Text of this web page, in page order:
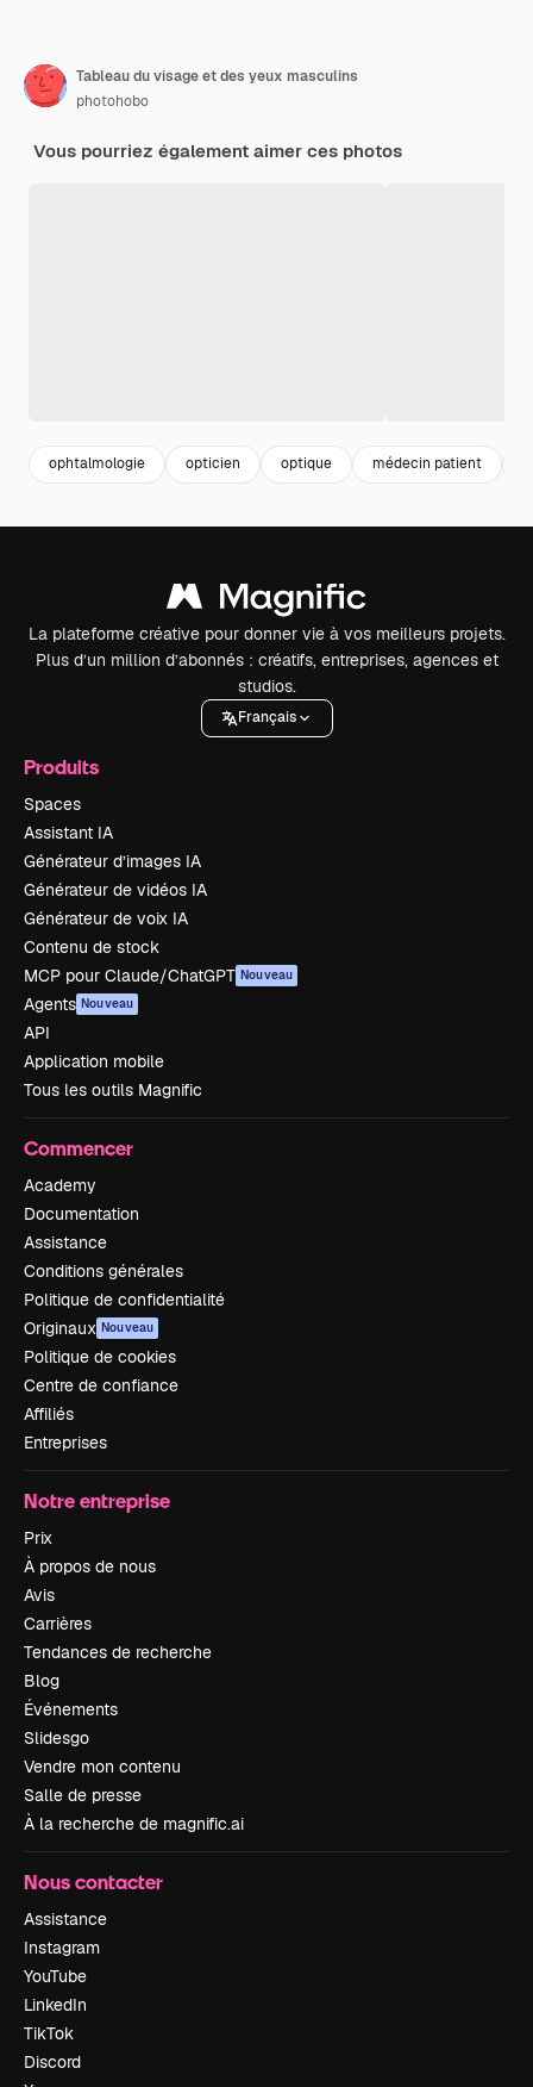
Tableau du visage et des yeux masculins
photohobo
Vous pourriez également aimer ces photos
ophtalmologie opticien optique médecin patient
La plateforme créative pour donner vie à vos meilleurs projets.
Plus d’un million d’abonnés : créatifs, entreprises, agences et
studios.
Français
Produits
Spaces
Assistant IA
Générateur d’images IA
Générateur de vidéos IA
Générateur de voix IA
Contenu de stock
MCP pour Claude/ChatGPT Nouveau
Agents Nouveau
API
Application mobile
Tous les outils Magnific
Commencer
Academy
Documentation
Assistance
Conditions générales
Politique de confidentialité
Originaux Nouveau
Politique de cookies
Centre de confiance
Affiliés
Entreprises
Notre entreprise
Prix
À propos de nous
Avis
Carrières
Tendances de recherche
Blog
Événements
Slidesgo
Vendre mon contenu
Salle de presse
À la recherche de magnific.ai
Nous contacter
Assistance
Instagram
YouTube
LinkedIn
TikTok
Discord